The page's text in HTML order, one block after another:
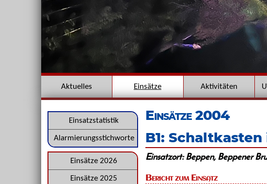
NavigationAktuelles Einsätze Aktivitäten
Einsätze 2004
B1:
Einsatzort: Beppen, Beppener
Bericht zum Einsatz
Navigation
überspringen
Einsatzstatistik
Alarmierungsstichworte
Navigation
überspringen
Einsätze 2026
Einsätze 2025